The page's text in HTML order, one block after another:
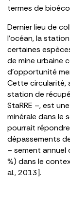
termes de
Dernier lieu de
l’océan, la
certaines
de mine urbaine
d’opportunité
Cette circularité,
station de
StaRRE –, est
minérale dans le
pourrait
dépassements
– sement annuel
%) dans le
al., 2013].